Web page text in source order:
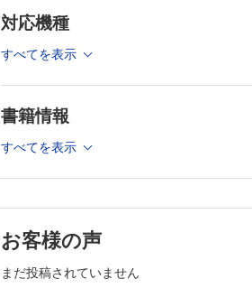
介入の実
4 治 療
治療総論
手術療法
MEMO ドパミン調節障害
事例 高齢で発症し，パーキンソン病
Ⅱ章 各専門職におけるパーキンソン病の
1 リハビリテーション専門職（理学療法
入院リハビリテーション
事例 入院中，多職種で関わることで
外来リハビリテーション
対応機種
すべてを表示
書籍情報
すべてを表示
お客様の声
まだ投稿されていません